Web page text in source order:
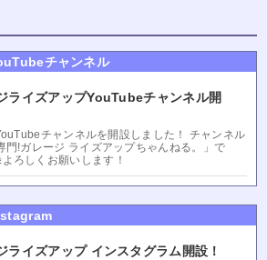
チャンネル
ライズアップYouTubeチャンネル開
チャンネルを開設しました！ チャンネル
門!ガレージ ライズアップちゃんねる。」で
ろしくお願いします！
ライズアップ インスタグラム開設！